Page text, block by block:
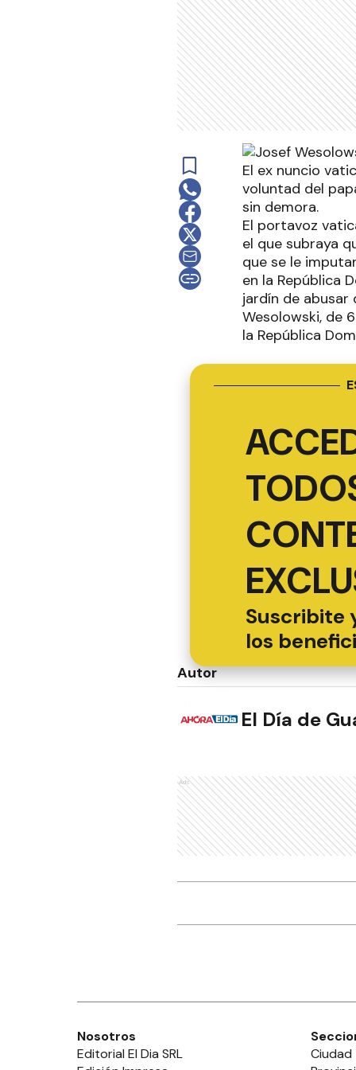
El ex nuncio
voluntad del
sin demora.
El portavoz
el que subraya
que se le
en la República
jardín de abusar
Wesolowski, de
la República
Suscribite
los
Autor
El Día de
Ads
Nosotros
Editorial El Dia SRL
Ciudad